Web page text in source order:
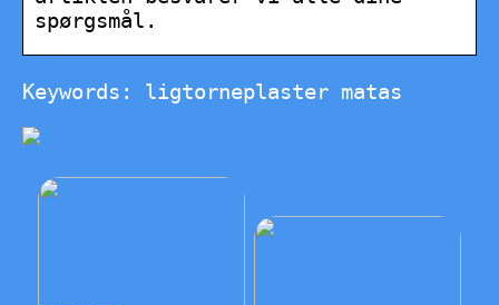
spørgsmål.
Keywords: ligtorneplaster matas